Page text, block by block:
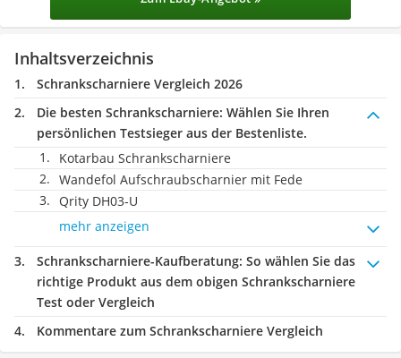
Inhaltsverzeichnis
Schrankscharniere Vergleich 2026
Die besten Schrankscharniere: Wählen Sie Ihren
persönlichen Testsieger aus der Bestenliste.
Kotarbau Schrankscharniere
Wandefol Aufschraubscharnier mit Fede
Qrity DH03-U
mehr anzeigen
Schrankscharniere-Kaufberatung: So wählen Sie das
richtige Produkt aus dem obigen Schrankscharniere
Test oder Vergleich
Kommentare zum Schrankscharniere Vergleich